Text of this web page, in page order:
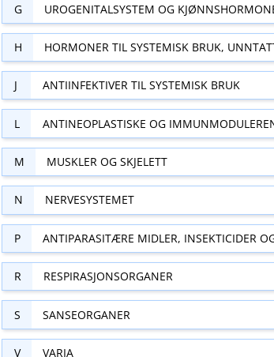
G UROGENITALSYSTEM OG
H HORMONER TIL SYSTEMISK BRUK,
J ANTIINFEKTIVER TIL SYSTEMISK BRUK
L ANTINEOPLASTISKE OG
M MUSKLER OG SKJELETT
N NERVESYSTEMET
P ANTIPARASITÆRE MIDLER, INSEKTICIDER
R RESPIRASJONSORGANER
S SANSEORGANER
V VARIA